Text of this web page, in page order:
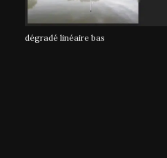
dégradé linéaire bas